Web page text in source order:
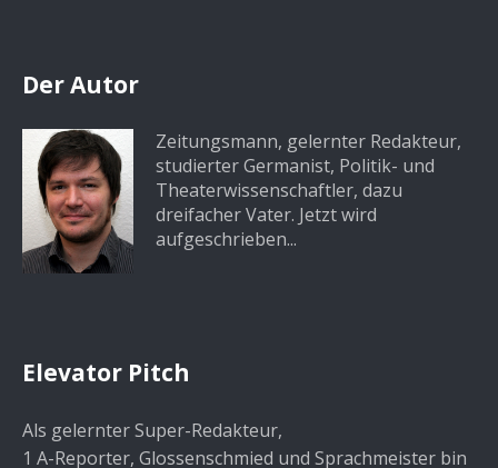
Der Autor
Zeitungsmann, gelernter Redakteur,
studierter Germanist, Politik- und
Theaterwissenschaftler, dazu
dreifacher Vater. Jetzt wird
aufgeschrieben...
Elevator Pitch
Als gelernter Super-Redakteur,
1 A-Reporter, Glossenschmied und Sprachmeister bin